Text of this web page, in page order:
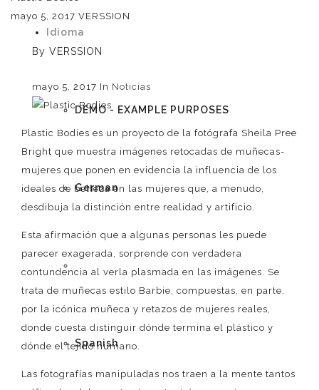
Idioma
DEMO - EXAMPLE PURPOSES
German
Spanish
mayo 5, 2017 VERSSION
By VERSSION
mayo 5, 2017 In Noticias
Plastic Bodies es un proyecto de la fotógrafa Sheila Pree
Bright que muestra imágenes retocadas de muñecas-
mujeres que ponen en evidencia la influencia de los
ideales de belleza en las mujeres que, a menudo,
desdibuja la distinción entre realidad y artificio.
Esta afirmación que a algunas personas les puede
parecer exagerada, sorprende con verdadera
contundencia al verla plasmada en las imágenes. Se
trata de muñecas estilo Barbie, compuestas, en parte,
por la icónica muñeca y retazos de mujeres reales,
donde cuesta distinguir dónde termina el plástico y
dónde el tejido humano.
Las fotografías manipuladas nos traen a la mente tantos